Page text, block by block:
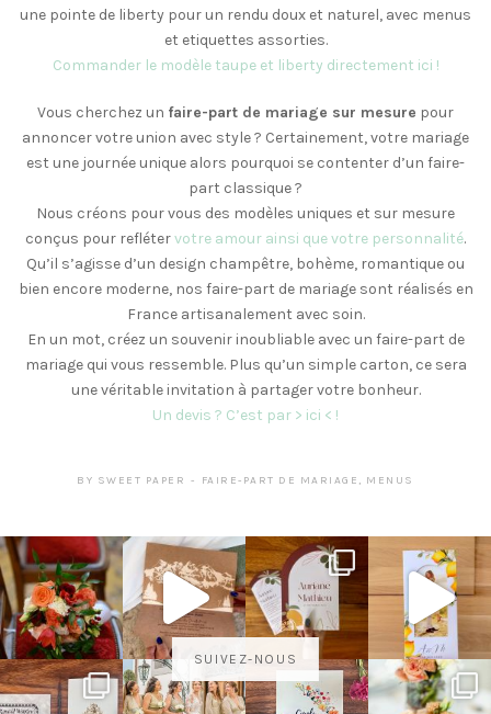
une pointe de liberty pour un rendu doux et naturel, avec menus
et etiquettes assorties.
Commander le modèle taupe et liberty directement ici !
Vous cherchez un faire-part de mariage sur mesure pour
annoncer votre union avec style ? Certainement, votre mariage
est une journée unique alors pourquoi se contenter d’un faire-
part classique ?
Nous créons pour vous des modèles uniques et sur mesure
conçus pour reflétervotre amour ainsi que votre personnalité.
Qu’il s’agisse d’un design champêtre, bohème, romantique ou
bien encore moderne, nos faire-part de mariage sont réalisés en
France artisanalement avec soin.
En un mot, créez un souvenir inoubliable avec un faire-part de
mariage qui vous ressemble. Plus qu’un simple carton, ce sera
une véritable invitation à partager votre bonheur.
Un devis ? C’est par > ici < !
BY SWEET PAPER FAIRE-PART DE MARIAGE , MENUS
SUIVEZ-NOUS